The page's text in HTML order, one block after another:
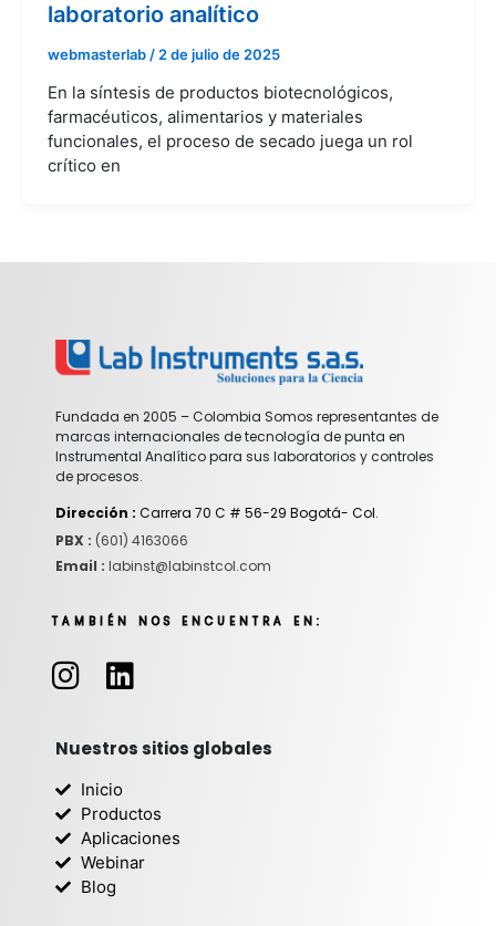
laboratorio analítico
webmasterlab / 2 de julio de 2025
En la síntesis de productos biotecnológicos,
farmacéuticos, alimentarios y materiales
funcionales, el proceso de secado juega un rol
crítico en
Fundada en 2005 – Colombia Somos representantes de
marcas internacionales de tecnología de punta en
Instrumental Analítico para sus laboratorios y controles
de procesos.
Dirección : Carrera 70 C # 56-29 Bogotá- Col.
PBX : (601) 4163066
Email : labinst@labinstcol.com
TAMBIÉN NOS ENCUENTRA EN:
I
n
t
a
g
r
a
m
L
i
k
e
d
i
n
Nuestros sitios globales
Inicio
Productos
Aplicaciones
Webinar
Blog